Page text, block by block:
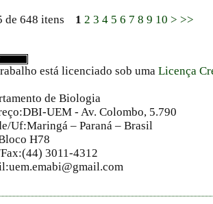
de 648 itens 1 2 3 4 5 6 7 8 9 10 > >>
está licenciado sob uma Licença
de Biologia
UEM - Av. Colombo, 5.790
Uf:Maringá – Paraná – Brasil
H78
3011-4312